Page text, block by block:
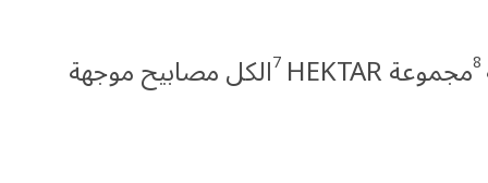
8مجموعة HEKTAR 7الكل مصابيح موجهة